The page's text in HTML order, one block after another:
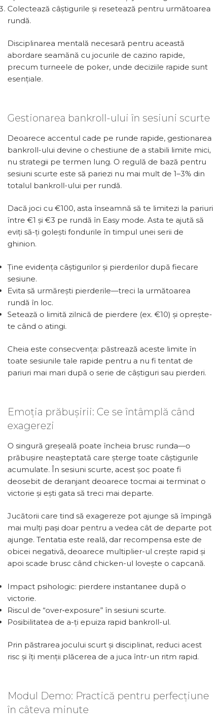
Colectează câștigurile și resetează pentru următoarea
rundă.
Disciplinarea mentală necesară pentru această
abordare seamănă cu jocurile de cazino rapide,
precum turneele de poker, unde deciziile rapide sunt
esențiale.
Gestionarea bankroll-ului în sesiuni scurte
Deoarece accentul cade pe runde rapide, gestionarea
bankroll-ului devine o chestiune de a stabili limite mici,
nu strategii pe termen lung. O regulă de bază pentru
sesiuni scurte este să pariezi nu mai mult de 1–3% din
totalul bankroll-ului per rundă.
Dacă joci cu €100, asta înseamnă să te limitezi la pariuri
între €1 și €3 pe rundă în Easy mode. Asta te ajută să
eviți să-ți golești fondurile în timpul unei serii de
ghinion.
Ține evidența câștigurilor și pierderilor după fiecare
sesiune.
Evita să urmărești pierderile—treci la următoarea
rundă în loc.
Setează o limită zilnică de pierdere (ex. €10) și oprește-
te când o atingi.
Cheia este consecvența: păstrează aceste limite în
toate sesiunile tale rapide pentru a nu fi tentat de
pariuri mai mari după o serie de câștiguri sau pierderi.
Emoția prăbușirii: Ce se întâmplă când
exagerezi
O singură greșeală poate încheia brusc runda—o
prăbușire neașteptată care șterge toate câștigurile
acumulate. În sesiuni scurte, acest șoc poate fi
deosebit de deranjant deoarece tocmai ai terminat o
victorie și ești gata să treci mai departe.
Jucătorii care tind să exagereze pot ajunge să împingă
mai mulți pași doar pentru a vedea cât de departe pot
ajunge. Tentatia este reală, dar recompensa este de
obicei negativă, deoarece multiplier-ul crește rapid și
apoi scade brusc când chicken-ul lovește o capcană.
Impact psihologic: pierdere instantanee după o
victorie.
Riscul de “over‑exposure” în sesiuni scurte.
Posibilitatea de a-ți epuiza rapid bankroll-ul.
Prin păstrarea jocului scurt și disciplinat, reduci acest
risc și îți menții plăcerea de a juca într-un ritm rapid.
Modul Demo: Practică pentru perfecțiune
în câteva minute